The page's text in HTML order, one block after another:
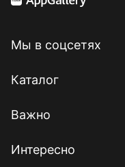
Мы в соцсетях
Каталог
Важно
Интересно